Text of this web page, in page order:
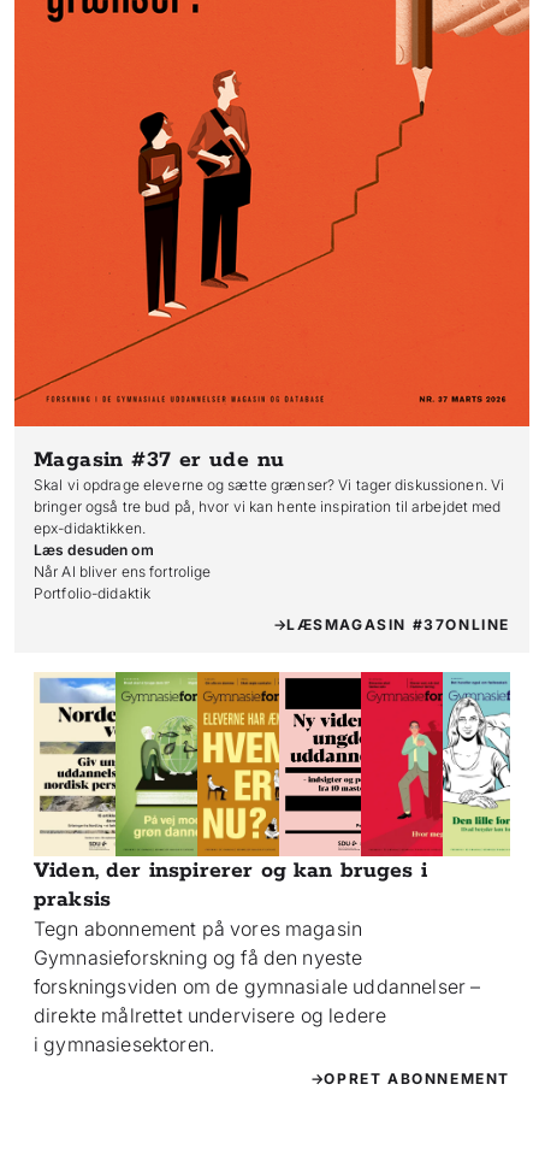
Magasin #37 er ude nu
Skal vi opdrage eleverne og sætte grænser? Vi tager diskussionen. Vi
bringer også tre bud på, hvor vi kan hente inspiration til arbejdet med
epx-didaktikken.
Læs desuden om
Når AI bliver ens fortrolige
Portfolio-didaktik
LÆSMAGASIN #37ONLINE
Viden, der inspirerer og kan bruges i
praksis
Tegn abonnement på vores magasin
Gymnasieforskning og få den nyeste
forskningsviden om de gymnasiale uddannelser –
direkte målrettet undervisere og ledere
i gymnasiesektoren.
OPRET ABONNEMENT